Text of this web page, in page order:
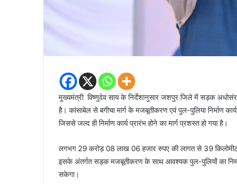
मुख्यमंत्री विष्णुदेव साय के निर्देशानुसार जशपुर जिले में सड़क
है। कांसाबेल से बगीचा मार्ग के मजबूतीकरण एवं पुल-पुलिया निर्माण कार्य
जिससे जल्द ही निर्माण कार्य प्रारंभ होने का मार्ग प्रशस्त हो गया है।
लगभग 29 करोड़ 08 लाख 06 हजार रुपए की लागत से 39
इसके अंतर्गत सड़क मजबूतीकरण के साथ आवश्यक पुल-पुलियों का
सकेगा।